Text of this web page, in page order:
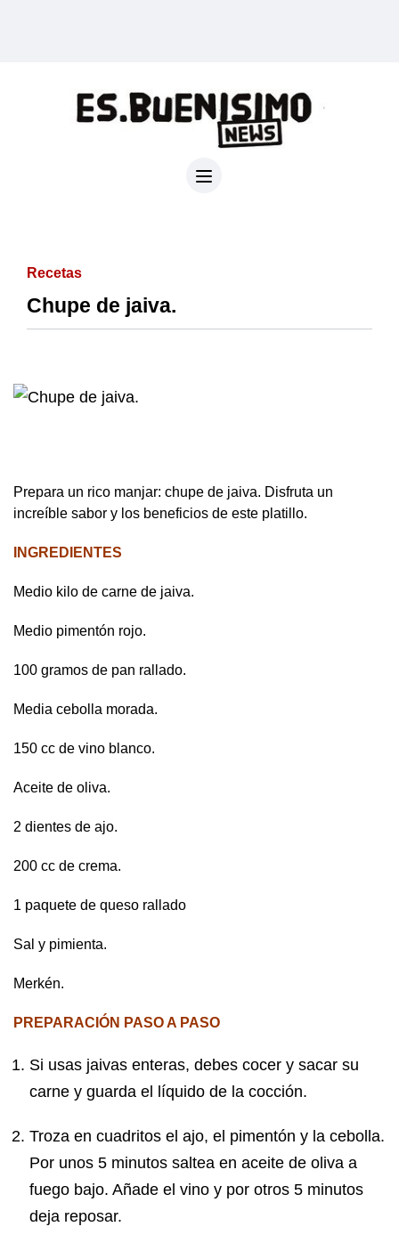
Recetas
Chupe de jaiva.
Prepara un rico manjar: chupe de jaiva. Disfruta un
increíble sabor y los beneficios de este platillo.
INGREDIENTES
Medio kilo de carne de jaiva.
Medio pimentón rojo.
100 gramos de pan rallado.
Media cebolla morada.
150 cc de vino blanco.
Aceite de oliva.
2 dientes de ajo.
200 cc de crema.
1 paquete de queso rallado
Sal y pimienta.
Merkén.
PREPARACIÓN PASO A PASO
Si usas jaivas enteras, debes cocer y sacar su
carne y guarda el líquido de la cocción.
Troza en cuadritos el ajo, el pimentón y la cebolla.
Por unos 5 minutos saltea en aceite de oliva a
fuego bajo. Añade el vino y por otros 5 minutos
deja reposar.